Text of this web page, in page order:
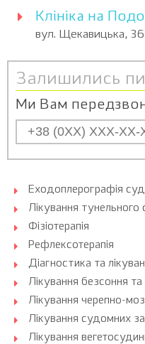
Клініка на
вул. Щекавицька, 36
Залишились
Ми Вам
Еходоплерографія
Лікування
Фізіотерапія
Рефлексотерапія
Діагностика та
Лікування безсоння
Лікування черепно-
Лікування судомних
Лікування